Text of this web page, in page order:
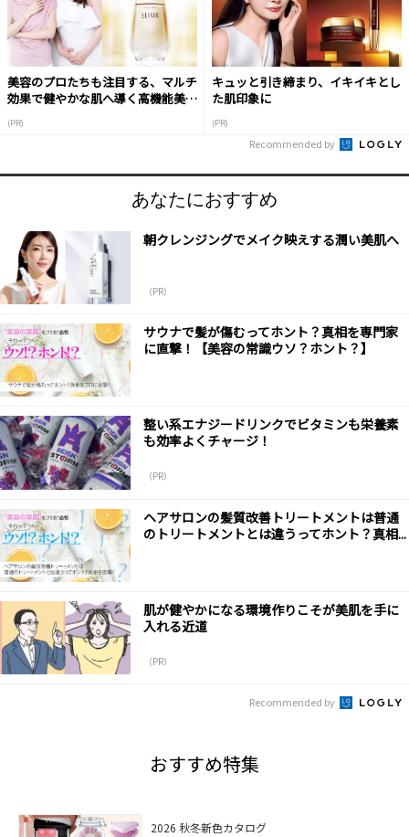
美容のプロたちも注目する、マルチ
効果で健やかな肌へ導く高機能美容
(PR)
キュッと引き締まり、イキイキとし
た肌印象に
(PR)
Recommended by
あなたにおすすめ
朝クレンジングでメイク映えする潤い美肌へ
（PR）
サウナで髪が傷むってホント？真相を専門家
に直撃！【美容の常識ウソ？ホント？】
整い系エナジードリンクでビタミンも栄養素
も効率よくチャージ！
（PR）
ヘアサロンの髪質改善トリートメントは普通
のトリートメントとは違うってホント？真相...
肌が健やかになる環境作りこそが美肌を手に
入れる近道
（PR）
Recommended by
おすすめ特集
2026 秋冬新色カタログ